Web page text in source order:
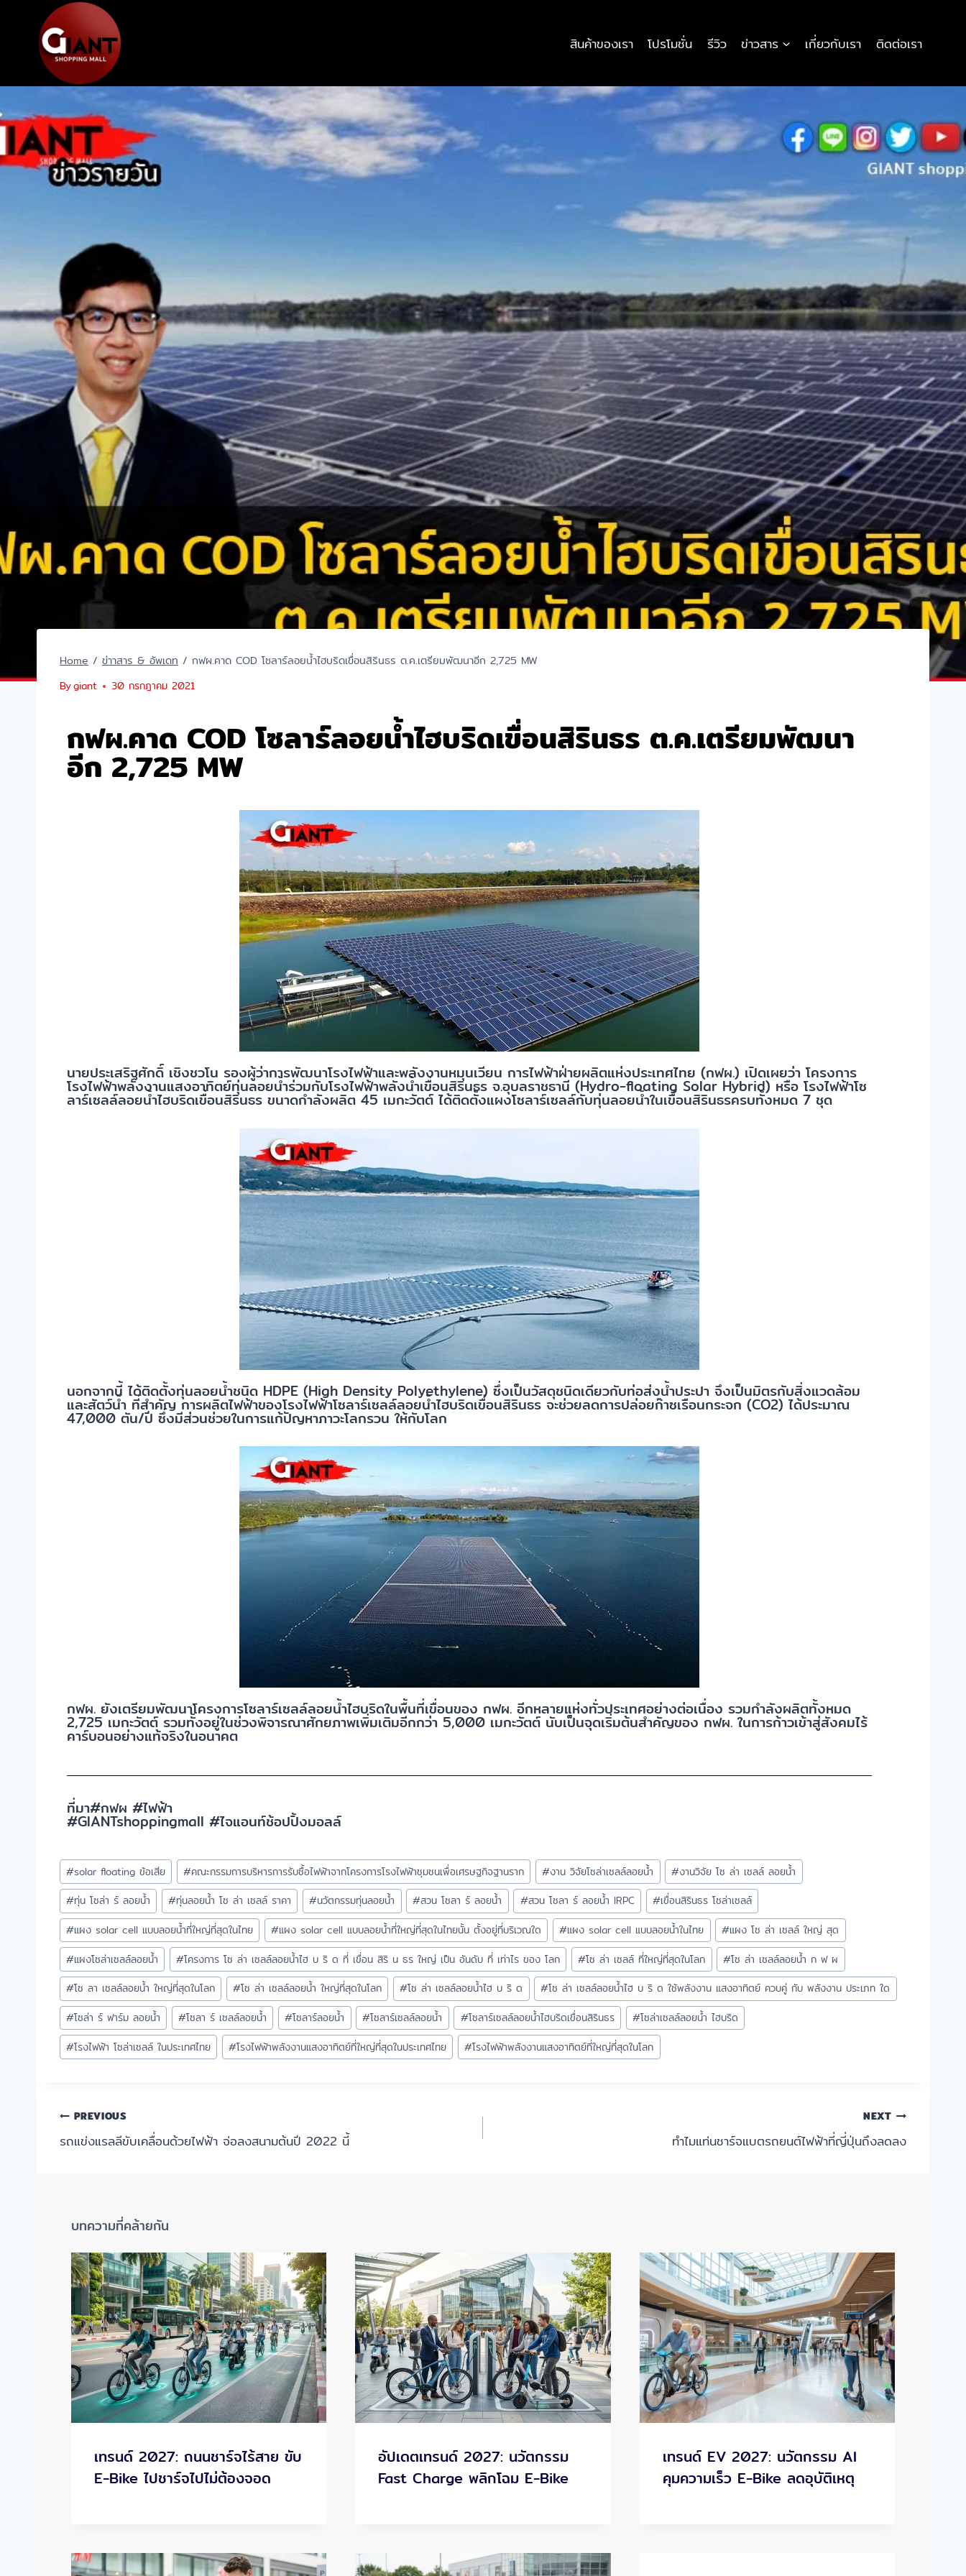
สินค้าของเรา โปรโมชั่น รีวิว ข่าวสาร เกี่ยวกับเรา ติดต่อเรา
Home / ข่าาสาร & อัพเดท / กฟผ.คาด COD โซลาร์ลอยน้ำไฮบริดเขื่อนสิรินธร ต.ค.เตรียมพัฒนาอีก 2,725 MW
Bygiant 30 กรกฎาคม 2021
กฟผ.คาด COD โซลาร์ลอยน้ำไฮบริดเขื่อนสิรินธร ต.ค.เตรียมพัฒนา
อีก 2,725 MW
นายประเสริฐศักดิ์ เชิงชวโน รองผู้ว่าการพัฒนาโรงไฟฟ้าและพลังงานหมุนเวียน การไฟฟ้าฝ่ายผลิตแห่งประเทศไทย (กฟผ.) เปิดเผยว่า โครงการ
โรงไฟฟ้าพลังงานแสงอาทิตย์ทุ่นลอยน้ำร่วมกับโรงไฟฟ้าพลังน้ำเขื่อนสิรินธร จ.อุบลราชธานี (Hydro-floating Solar Hybrid) หรือ โรงไฟฟ้าโซ
ลาร์เซลล์ลอยน้ำไฮบริดเขื่อนสิรินธร ขนาดกำลังผลิต 45 เมกะวัตต์ ได้ติดตั้งแผงโซลาร์เซลล์กับทุ่นลอยน้ำในเขื่อนสิรินธรครบทั้งหมด 7 ชุด
นอกจากนี้ ได้ติดตั้งทุ่นลอยน้ำชนิด HDPE (High Density Polyethylene) ซึ่งเป็นวัสดุชนิดเดียวกับท่อส่งน้ำประปา จึงเป็นมิตรกับสิ่งแวดล้อม
และสัตว์น้ำ ที่สำคัญ การผลิตไฟฟ้าของโรงไฟฟ้าโซลาร์เซลล์ลอยน้ำไฮบริดเขื่อนสิรินธร จะช่วยลดการปล่อยก๊าซเรือนกระจก (CO2) ได้ประมาณ
47,000 ตัน/ปี ซึ่งมีส่วนช่วยในการแก้ปัญหาภาวะโลกรวน ให้กับโลก
กฟผ. ยังเตรียมพัฒนาโครงการโซลาร์เซลล์ลอยน้ำไฮบริดในพื้นที่เขื่อนของ กฟผ. อีกหลายแห่งทั่วประเทศอย่างต่อเนื่อง รวมกำลังผลิตทั้งหมด
2,725 เมกะวัตต์ รวมทั้งอยู่ในช่วงพิจารณาศักยภาพเพิ่มเติมอีกกว่า 5,000 เมกะวัตต์ นับเป็นจุดเริ่มต้นสำคัญของ กฟผ. ในการก้าวเข้าสู่สังคมไร้
คาร์บอนอย่างแท้จริงในอนาคต
ที่มา#กฟผ #ไฟฟ้า
#GIANTshoppingmall #ไจแอนท์ช้อปปิ้งมอลล์
#solar floating ข้อเสีย #คณะกรรมการบริหารการรับซื้อไฟฟ้าจากโครงการโรงไฟฟ้าชุมชนเพื่อเศรษฐกิจฐานราก #งาน วิจัยโซล่าเซลล์ลอยน้ำ #งานวิจัย โซ ล่า เซลล์ ลอยน้ำ
#ทุ่น โซล่า ร์ ลอยน้ำ #ทุ่นลอยน้ำ โซ ล่า เซลล์ ราคา #นวัตกรรมทุ่นลอยน้ำ #สวน โซลา ร์ ลอยน้ำ #สวน โซลา ร์ ลอยน้ำ IRPC #เขื่อนสิรินธร โซล่าเซลล์
#แผง solar cell แบบลอยน้ำที่ใหญ่ที่สุดในไทย #แผง solar cell แบบลอยน้ำที่ใหญ่ที่สุดในไทยนั้น ตั้งอยู่ที่บริเวณใด #แผง solar cell แบบลอยน้ำในไทย #แผง โซ ล่า เซลล์ ใหญ่ สุด
#แผงโซล่าเซลล์ลอยน้ำ #โครงการ โซ ล่า เซลล์ลอยน้ำไฮ บ ริ ด ที่ เขื่อน สิริ น ธร ใหญ่ เป็น อันดับ ที่ เท่าไร ของ โลก #โซ ล่า เซลล์ ที่ใหญ่ที่สุดในโลก #โซ ล่า เซลล์ลอยน้ำ ก ฟ ผ
#โซ ลา เซลล์ลอยน้ำ ใหญ่ที่สุดในโลก #โซ ล่า เซลล์ลอยน้ำ ใหญ่ที่สุดในโลก #โซ ล่า เซลล์ลอยน้ำไฮ บ ริ ด #โซ ล่า เซลล์ลอยน้ำไฮ บ ริ ด ใช้พลังงาน แสงอาทิตย์ ควบคู่ กับ พลังงาน ประเภท ใด
#โซล่า ร์ ฟาร์ม ลอยน้ำ #โซลา ร์ เซลล์ลอยน้ำ #โซลาร์ลอยน้ำ #โซลาร์เซลล์ลอยน้ำ #โซลาร์เซลล์ลอยน้ำไฮบริดเขื่อนสิรินธร #โซล่าเซลล์ลอยน้ำ ไฮบริด
#โรงไฟฟ้า โซล่าเซลล์ ในประเทศไทย #โรงไฟฟ้าพลังงานแสงอาทิตย์ที่ใหญ่ที่สุดในประเทศไทย #โรงไฟฟ้าพลังงานแสงอาทิตย์ที่ใหญ่ที่สุดในโลก
PREVIOUS
รถแข่งแรลลีขับเคลื่อนด้วยไฟฟ้า จ่อลงสนามต้นปี 2022 นี้
NEXT
ทำไมแท่นชาร์จแบตรถยนต์ไฟฟ้าที่ญี่ปุ่นถึงลดลง
บทความที่คล้ายกัน
เทรนด์ 2027: ถนนชาร์จไร้สาย ขับ
E-Bike ไปชาร์จไปไม่ต้องจอด
อัปเดตเทรนด์ 2027: นวัตกรรม
Fast Charge พลิกโฉม E-Bike
เทรนด์ EV 2027: นวัตกรรม AI
คุมความเร็ว E-Bike ลดอุบัติเหตุ